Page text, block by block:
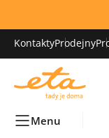
KontaktyProdejny
Menu